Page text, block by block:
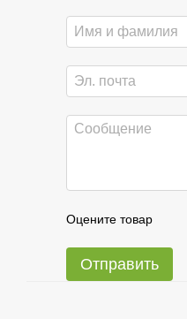
Оцените товар
Отправить